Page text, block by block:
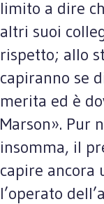
limito a dire
altri suoi
rispetto; allo
capiranno se
merita ed è
Marson». Pur
insomma, il
capire ancora
l’operato